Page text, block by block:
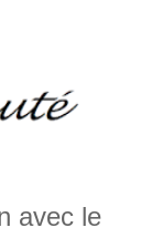
avec le